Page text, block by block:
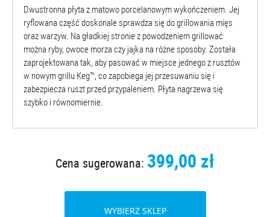
Dwustronna płyta z matowo porcelanowym wykończeniem. Jej
ryflowana część doskonale sprawdza się do grillowania mięs
oraz warzyw. Na gładkiej stronie z powodzeniem grillować
można ryby, owoce morza czy jajka na różne sposoby. Została
zaprojektowana tak, aby pasować w miejsce jednego z rusztów
w nowym grillu Keg™, co zapobiega jej przesuwaniu się i
zabezpiecza ruszt przed przypaleniem. Płyta nagrzewa się
szybko i równomiernie.
Cena sugerowana: 399,00 zł
WYBIERZ SKLEP